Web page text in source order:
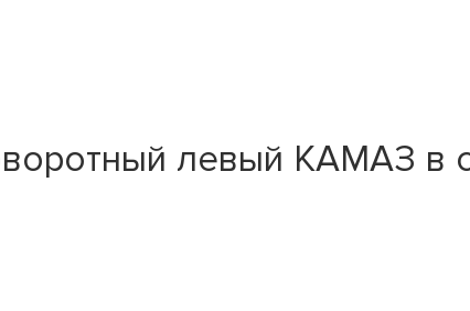
левый КАМАЗ в